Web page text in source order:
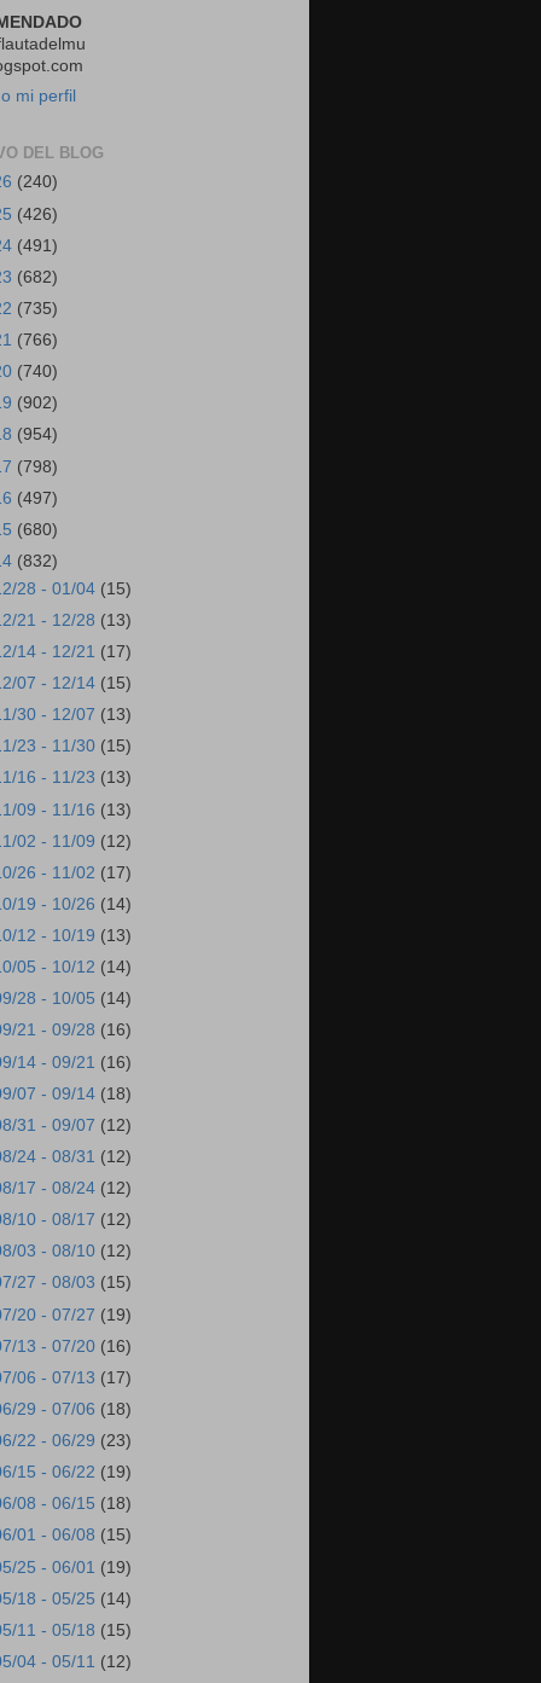
mi perfil
DEL BLOG
(240)
(426)
(491)
(682)
(735)
(766)
(740)
(902)
(954)
(798)
(497)
(680)
(832)
28 - 01/04 (15)
21 - 12/28 (13)
14 - 12/21 (17)
07 - 12/14 (15)
30 - 12/07 (13)
23 - 11/30 (15)
16 - 11/23 (13)
09 - 11/16 (13)
02 - 11/09 (12)
26 - 11/02 (17)
19 - 10/26 (14)
12 - 10/19 (13)
05 - 10/12 (14)
28 - 10/05 (14)
21 - 09/28 (16)
14 - 09/21 (16)
07 - 09/14 (18)
31 - 09/07 (12)
24 - 08/31 (12)
17 - 08/24 (12)
10 - 08/17 (12)
03 - 08/10 (12)
27 - 08/03 (15)
20 - 07/27 (19)
13 - 07/20 (16)
06 - 07/13 (17)
29 - 07/06 (18)
22 - 06/29 (23)
15 - 06/22 (19)
08 - 06/15 (18)
01 - 06/08 (15)
25 - 06/01 (19)
18 - 05/25 (14)
11 - 05/18 (15)
04 - 05/11 (12)